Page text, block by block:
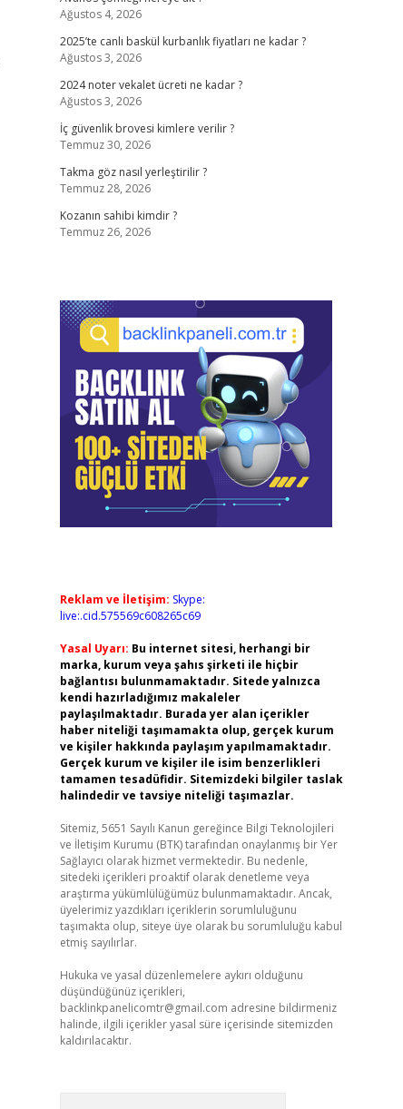
Ağustos 4, 2026
2025’te canlı baskül kurbanlık fiyatları ne kadar ?
Ağustos 3, 2026
2024 noter vekalet ücreti ne kadar ?
Ağustos 3, 2026
İç güvenlik brovesi kimlere verilir ?
Temmuz 30, 2026
Takma göz nasıl yerleştirilir ?
Temmuz 28, 2026
Kozanın sahibi kimdir ?
Temmuz 26, 2026
Reklam ve İletişim: Skype:
live:.cid.575569c608265c69
Yasal Uyarı: Bu internet sitesi, herhangi bir
marka, kurum veya şahıs şirketi ile hiçbir
bağlantısı bulunmamaktadır. Sitede yalnızca
kendi hazırladığımız makaleler
paylaşılmaktadır. Burada yer alan içerikler
haber niteliği taşımamakta olup, gerçek kurum
ve kişiler hakkında paylaşım yapılmamaktadır.
Gerçek kurum ve kişiler ile isim benzerlikleri
tamamen tesadüfidir. Sitemizdeki bilgiler taslak
halindedir ve tavsiye niteliği taşımazlar.
Sitemiz, 5651 Sayılı Kanun gereğince Bilgi Teknolojileri
ve İletişim Kurumu (BTK) tarafından onaylanmış bir Yer
Sağlayıcı olarak hizmet vermektedir. Bu nedenle,
sitedeki içerikleri proaktif olarak denetleme veya
araştırma yükümlülüğümüz bulunmamaktadır. Ancak,
üyelerimiz yazdıkları içeriklerin sorumluluğunu
taşımakta olup, siteye üye olarak bu sorumluluğu kabul
etmiş sayılırlar.
Hukuka ve yasal düzenlemelere aykırı olduğunu
düşündüğünüz içerikleri,
backlinkpanelicomtr@gmail.com adresine bildirmeniz
halinde, ilgili içerikler yasal süre içerisinde sitemizden
kaldırılacaktır.